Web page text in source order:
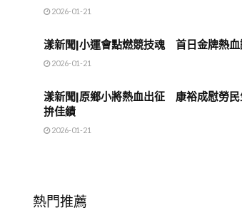
2026-01-21
漾新聞|小運會點燃競技魂 首日金牌熱血
2026-01-21
漾新聞|原鄉小將熱血出征 康裕成慰勞民
拚佳績
2026-01-21
熱門推薦